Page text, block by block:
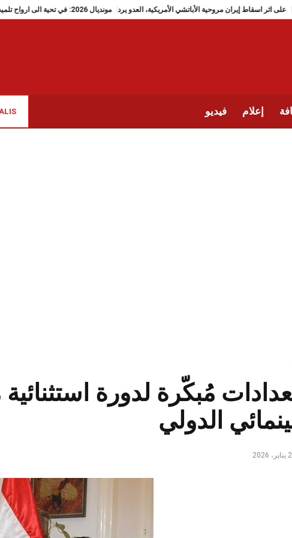
على اثر اسقاط إيران مروحية الأباتشي الأمريكية، العدو يرد مونديال 2026: في تحية الى ارواح تلميذات ميناب، منتخب إيران يضع دَبُّوس رقم 168
إعلام فيديو
مُبكّرة لدورة
الدولي